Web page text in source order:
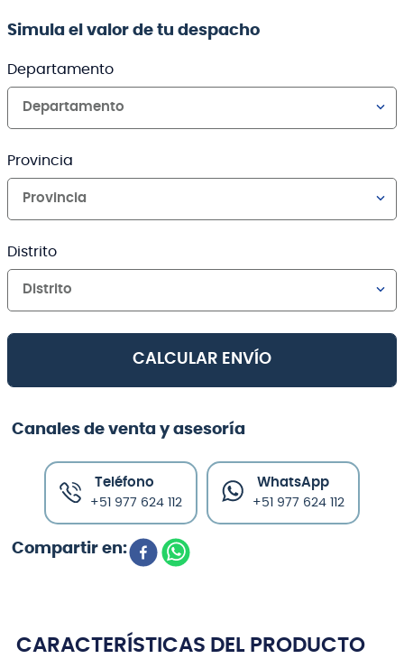
Simula el valor de tu despacho
Departamento
Departamento
Provincia
Provincia
Distrito
Distrito
CALCULAR ENVÍO
Canales de venta y asesoría
Teléfono
+51 977 624 112
WhatsApp
+51 977 624 112
CARACTERÍSTICAS DEL PRODUCTO